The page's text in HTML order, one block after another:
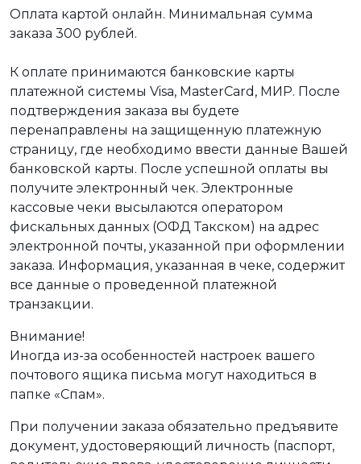
Оплата картой онлайн. Минимальная сумма
заказа 300 рублей.
К оплате принимаются банковские карты
платежной системы Visa, MasterCard, МИР. После
подтверждения заказа вы будете
перенаправлены на защищенную платежную
страницу, где необходимо ввести данные Вашей
банковской карты. После успешной оплаты вы
получите электронный чек. Электронные
кассовые чеки высылаются оператором
фискальных данных (ОФД Такском) на адрес
электронной почты, указанной при оформлении
заказа. Информация, указанная в чеке, содержит
все данные о проведенной платежной
транзакции.
Внимание!
Иногда из-за особенностей настроек вашего
почтового ящика письма могут находиться в
папке «Спам».
При получении заказа обязательно предъявите
документ, удостоверяющий личность (паспорт,